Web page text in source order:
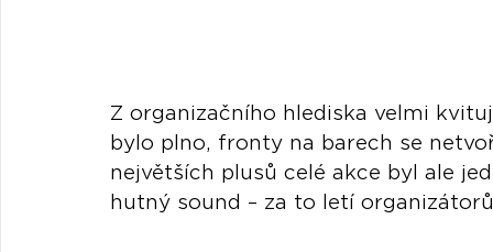
Z organizačního hlediska velmi
bylo plno, fronty na barech se
největších plusů celé akce byl ale
hutný sound – za to letí